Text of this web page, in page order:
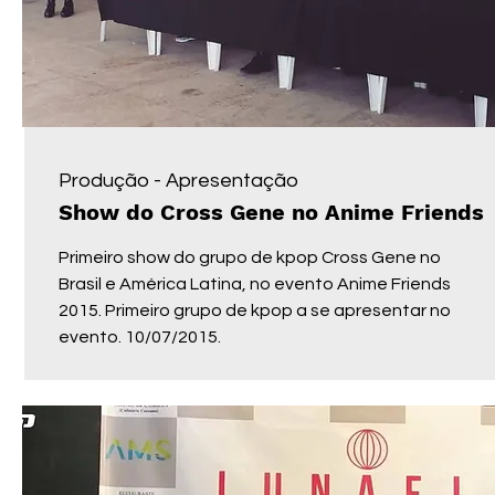
Produção - Apresentação
Show do Cross Gene no Anime Friends
Primeiro show do grupo de kpop Cross Gene no
Brasil e América Latina, no evento Anime Friends
2015. Primeiro grupo de kpop a se apresentar no
evento. 10/07/2015.